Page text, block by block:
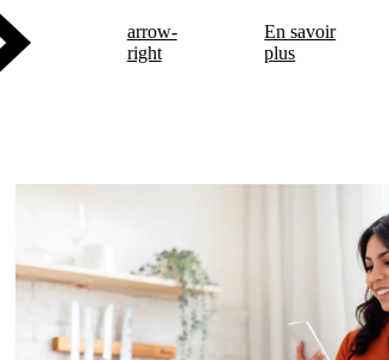
arrow-
right
En savoir
plus